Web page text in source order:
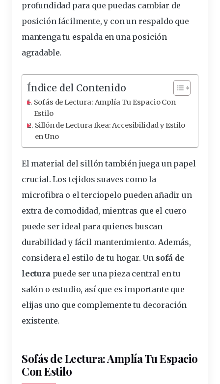
profundidad para que puedas cambiar de
posiciónfácilmente, y con un respaldo que
mantenga tu espalda en una posición
agradable.
Índice del Contenido
Sofás de Lectura: Amplía Tu Espacio Con
Estilo
Sillón de Lectura Ikea: Accesibilidad y Estilo
en Uno
El material del sillón también juega un papel
crucial. Los tejidos suaves como la
microfibra o el terciopelo pueden añadir un
extra de comodidad, mientras que el cuero
puede ser idealpara quienes buscan
durabilidad y fácil mantenimiento. Además,
considerael estilo de tu hogar. Un sofá de
lecturapuede ser una piezacentral en tu
salón o estudio, así que es importante que
elijas uno que complemente tu decoración
existente.
Sofás de Lectura: Amplía Tu Espacio
Con Estilo